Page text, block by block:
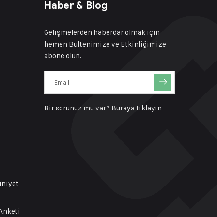
Haber & Blog
Gelişmelerden haberdar olmak için
hemen Bültenimize ve Etkinliğimize
abone olun.
Bir sorunuz mu var? Buraya tıklayın